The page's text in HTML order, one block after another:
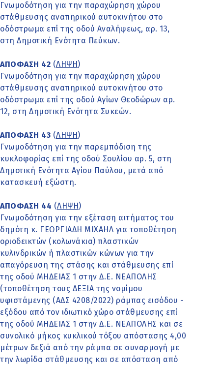
Γνωμοδότηση για την παραχώρηση χώρου
στάθμευσης αναπηρικού αυτοκινήτου στο
οδόστρωμα επί της οδού Αναλήψεως, αρ. 13,
στη Δημοτική Ενότητα Πεύκων.
ΑΠΟΦΑΣΗ 42 (ΛΗΨΗ )
Γνωμοδότηση για την παραχώρηση χώρου
στάθμευσης αναπηρικού αυτοκινήτου στο
οδόστρωμα επί της οδού Αγίων Θεοδώρων αρ.
12, στη Δημοτική Ενότητα Συκεών.
ΑΠΟΦΑΣΗ 43 (ΛΗΨΗ )
Γνωμοδότηση για την παρεμπόδιση της
κυκλοφορίας επί της οδού Σουλίου αρ. 5, στη
Δημοτική Ενότητα Αγίου Παύλου, μετά από
κατασκευή εξώστη.
ΑΠΟΦΑΣΗ 44 (ΛΗΨΗ )
Γνωμοδότηση για την εξέταση αιτήματος του
δημότη κ. ΓΕΩΡΓΙΑΔΗ ΜΙΧΑΗΛ για τοποθέτηση
οριοδεικτών (κολωνάκια) πλαστικών
κυλινδρικών ή πλαστικών κώνων για την
απαγόρευση της στάσης και στάθμευσης επί
της οδού ΜΗΔΕΙΑΣ 1 στην Δ.Ε. ΝΕΑΠΟΛΗΣ
(τοποθέτηση τους ΔΕΞΙΑ της νομίμου
υφιστάμενης (ΑΔΣ 4208/2022) ράμπας εισόδου -
εξόδου από τον ιδιωτικό χώρο στάθμευσης επί
της οδού ΜΗΔΕΙΑΣ 1 στην Δ.Ε. ΝΕΑΠΟΛΗΣ και σε
συνολικό μήκος κυκλικού τόξου απόστασης 4,00
μέτρων δεξιά από την ράμπα σε συναρμογή με
την λωρίδα στάθμευσης και σε απόσταση από